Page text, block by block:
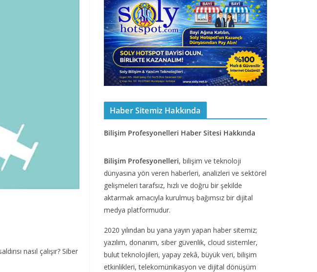
nasıl çalışır? Siber
Haber Sitemiz Hakkında
Bilişim Profesyonelleri Haber Sitesi Hakkında
Bilişim Profesyonelleri, bilişim ve teknoloji
dünyasına yön veren haberleri, analizleri ve sektörel
gelişmeleri tarafsız, hızlı ve doğru bir şekilde
aktarmak amacıyla kurulmuş bağımsız bir dijital
medya platformudur.
2020 yılından bu yana yayın yapan haber sitemiz;
yazılım, donanım, siber güvenlik, cloud sistemler,
bulut teknolojileri, yapay zekâ, büyük veri, bilişim
etkinlikleri, telekomünikasyon ve dijital dönüşüm